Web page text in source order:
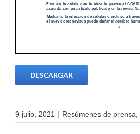
DESCARGAR
9 julio, 2021 | Resúmenes de prensa,